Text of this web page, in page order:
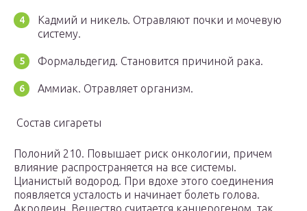
Кадмий и никель. Отравляют почки и мочевую
систему.
Формальдегид. Становится причиной рака.
Аммиак. Отравляет организм.
Состав сигареты
Полоний 210. Повышает риск онкологии, причем
влияние распространяется на все системы.
Цианистый водород. При вдохе этого соединения
появляется усталость и начинает болеть голова.
Акролеин. Вещество считается канцерогеном, так